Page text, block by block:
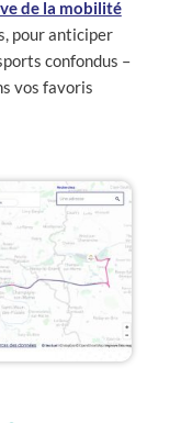
de la mobilité
pour anticiper
confondus –
vos favoris